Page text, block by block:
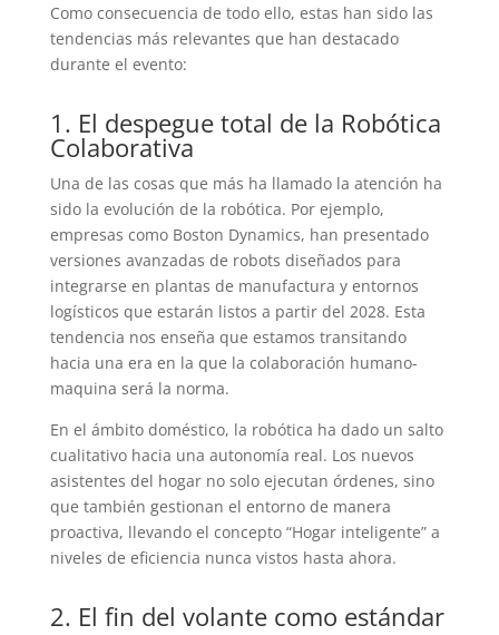
Como consecuencia de todo ello, estas han sido las
tendencias más relevantes que han destacado
durante el evento:
1. El despegue total de la Robótica
Colaborativa
Una de las cosas que más ha llamado la atención ha
sido la evolución de la robótica. Por ejemplo,
empresas como Boston Dynamics, han presentado
versiones avanzadas de robots diseñados para
integrarse en plantas de manufactura y entornos
logísticos que estarán listos a partir del 2028. Esta
tendencia nos enseña que estamos transitando
hacia una era en la que la colaboración humano-
maquina será la norma.
En el ámbito doméstico, la robótica ha dado un salto
cualitativo hacia una autonomía real. Los nuevos
asistentes del hogar no solo ejecutan órdenes, sino
que también gestionan el entorno de manera
proactiva, llevando el concepto “Hogar inteligente” a
niveles de eficiencia nunca vistos hasta ahora.
2. El fin del volante como estándar